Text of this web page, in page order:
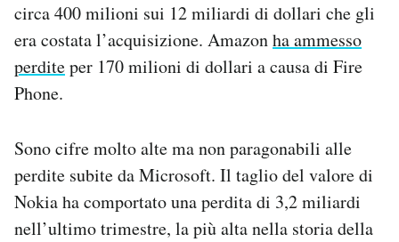
circa 400 milioni sui 12 miliardi di dollari che gli
era costata l’acquisizione. Amazonha ammesso
perditeper 170 milioni di dollari a causa di Fire
Phone.
Sono cifre molto alte ma non paragonabili alle
perdite subite da Microsoft. Il taglio del valore di
Nokia ha comportato una perdita di 3,2 miliardi
nell’ultimo trimestre, la più alta nella storia della